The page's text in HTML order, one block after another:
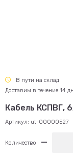
Кабель КСПВГ,
Артикул: ut-00000527
В пути на склад
Доставим в течение 14
Количество